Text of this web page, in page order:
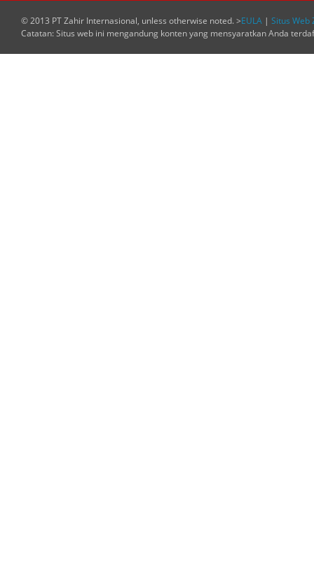
© 2013 PT Zahir Internasional, unless otherwise noted. >EULA | Situs Web
Catatan: Situs web ini mengandung konten yang mensyaratkan Anda